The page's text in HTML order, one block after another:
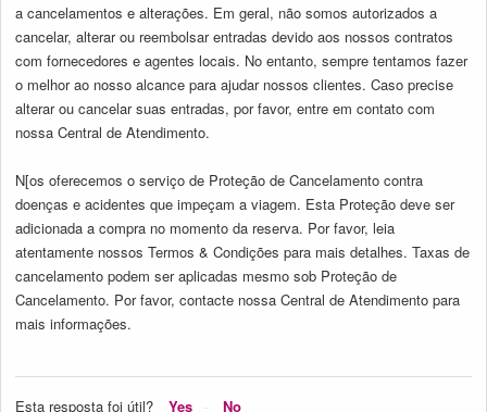
a cancelamentos e alterações. Em geral, não somos autorizados a
cancelar, alterar ou reembolsar entradas devido aos nossos contratos
com fornecedores e agentes locais. No entanto, sempre tentamos fazer
o melhor ao nosso alcance para ajudar nossos clientes. Caso precise
alterar ou cancelar suas entradas, por favor, entre em contato com
nossa Central de Atendimento.
N[os oferecemos o serviço de Proteção de Cancelamento contra
doenças e acidentes que impeçam a viagem. Esta Proteção deve ser
adicionada a compra no momento da reserva. Por favor, leia
atentamente nossos Termos & Condições para mais detalhes. Taxas de
cancelamento podem ser aplicadas mesmo sob Proteção de
Cancelamento. Por favor, contacte nossa Central de Atendimento para
mais informações.
Esta resposta foi útil? Yes No